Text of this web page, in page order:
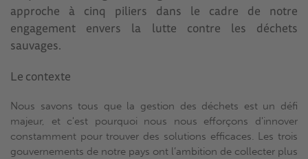
approche à cinq piliers dans le cadre de notre
engagement envers la lutte contre les déchets
sauvages.
Le contexte
Nous savons tous que la gestion des déchets est un défi
majeur, et c'est pourquoi nous nous efforçons d'innover
constamment pour trouver des solutions efficaces. Les trois
gouvernements de notre pays ont l’ambition de collecter plus